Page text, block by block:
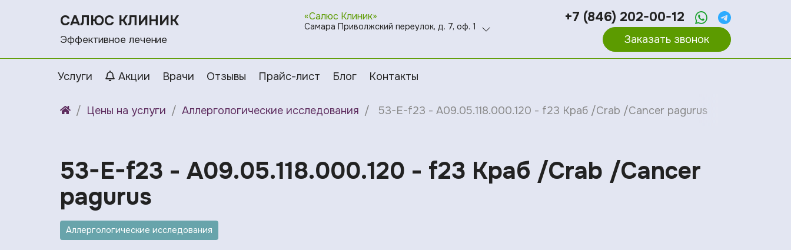
САЛЮС КЛИНИК
Эффективное лечение
«Салюс Клиник»
Самара Приволжский переулок, д. 7, оф. 1
+7 (846) 202-00-12
Заказать звонок
Услуги Акции Врачи Отзывы Прайс-лист Блог Контакты
Цены на услуги Аллергологические исследования 53-E-f23 - A09.05.118.000.120 - f23 Краб /Crab /Cancer pagurus
53-E-f23 - A09.05.118.000.120 - f23 Краб /Crab /Cancer
pagurus
Аллергологические исследования